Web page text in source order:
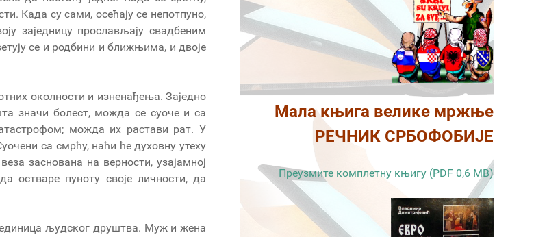
Када су сами, осећају се непотпуно,
заједницу прослављају свадбеним
се и родбини и ближњима, и двоје
околности и изненађења. Заједно
значи болест, можда се суоче и са
можда их растави рат. У
са смрћу, наћи ће духовну утеху
заснована на верности, узајамној
остваре пуноту своје личности, да
људског друштва. Муж и жена
Мала књига велике мржње
РЕЧНИК СРБОФОБИЈЕ
Преузмите комплетну књигу (PDF 0,6 MB)